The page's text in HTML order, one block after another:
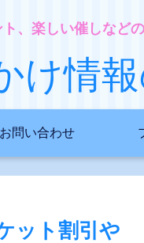
、楽しい催しなど
け情
お問い合わせ
ット割引や